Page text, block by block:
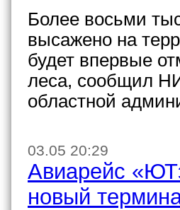
Более восьми
высажено на
будет впервые
леса, сообщил
областной
03.05 20:29
Авиарейс
новый